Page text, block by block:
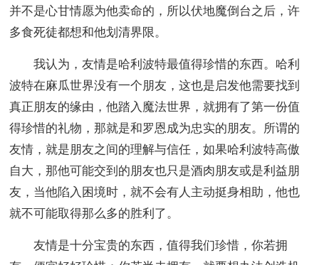
并不是心甘情愿为他卖命的，所以伏地魔倒台之后，许
多食死徒都想和他划清界限。
我认为，友情是哈利波特最值得珍惜的东西。哈利
波特在麻瓜世界没有一个朋友，这也是启发他需要找到
真正朋友的缘由，他踏入魔法世界，就拥有了第一份值
得珍惜的礼物，那就是和罗恩成为忠实的朋友。所谓的
友情，就是朋友之间的理解与信任，如果哈利波特高傲
自大，那他可能交到的朋友也只是酒肉朋友或是利益朋
友，当他陷入困境时，就不会有人主动挺身相助，他也
就不可能取得那么多的胜利了。
友情是十分宝贵的东西，值得我们珍惜，你若拥